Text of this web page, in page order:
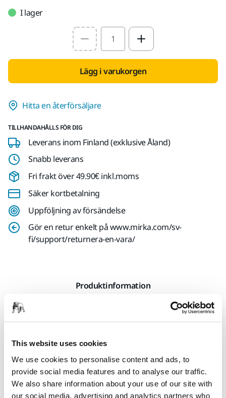
This website uses cookies
We use cookies to personalise content and ads, to
provide social media features and to analyse our traffic.
We also share information about your use of our site with
our social media, advertising and analytics partners who
I lager
Select quantity value
Lägg i varukorgen
Hitta en återförsäljare
TILLHANDAHÅLLS FÖR DIG
Leverans inom Finland (exklusive Åland)
Snabb leverans
Fri frakt över 49.90€ inkl.moms
Säker kortbetalning
Uppföljning av försändelse
Gör en retur enkelt på www.mirka.com/sv-
fi/support/returnera-en-vara/
Produktinformation
Mirka®DecoSander Underlagsplatta 225mm Grip Multi är
designad för att effektivt slipa stora, plana ytor. Idealisk för
användning med Mirka DecoSander. Den runda